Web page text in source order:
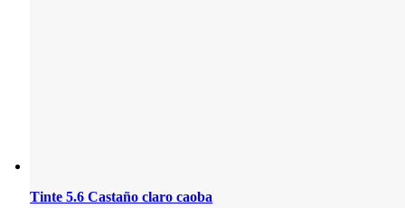
Tinte 5.6 Castaño claro caoba